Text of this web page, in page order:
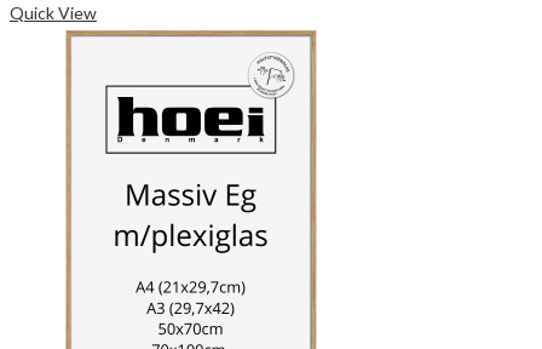
har
Mulighederne
kan
vælges
på
Quick View